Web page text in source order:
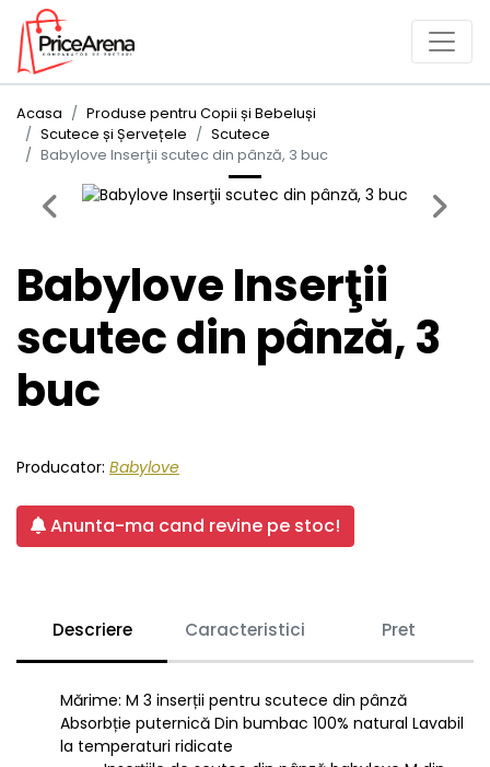
Acasa
Produse pentru Copii și Bebeluși
Scutece și Șervețele
Scutece
Babylove Inserţii scutec din pânză, 3 buc
Previous Next
Babylove Inserţii
scutec din pânză, 3
buc
Producator: Babylove
Anunta-ma cand revine pe stoc!
Descriere Caracteristici Pret
Mărime: M 3 inserții pentru scutece din pânză
Absorbție puternică Din bumbac 100% natural Lavabil
la temperaturi ridicate